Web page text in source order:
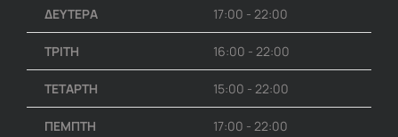
ΔΕΥΤΕΡΑ 17:00 - 22:00
ΤΡΙΤΗ 16:00 - 22:00
ΤΕΤΑΡΤΗ 15:00 - 22:00
ΠΕΜΠΤΗ 17:00 - 22:00